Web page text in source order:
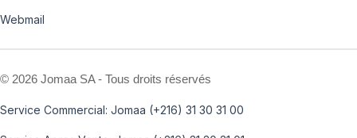
Webmail
© 2026 Jomaa SA - Tous droits réservés
Service Commercial: Jomaa (+216) 31 30 31 00